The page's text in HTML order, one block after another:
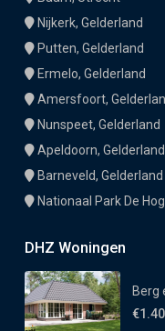
Nijkerk, Gelderland
Putten, Gelderland
Ermelo, Gelderland
Amersfoort,
Nunspeet, Gelderland
Apeldoorn, Gelderland
Barneveld, Gelderland
Nationaal Park De
DHZ Woningen
Berg